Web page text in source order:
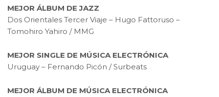
MEJOR ÁLBUM DE JAZZ
Dos Orientales Tercer Viaje – Hugo Fattoruso –
Tomohiro Yahiro / MMG
MEJOR SINGLE DE MÚSICA ELECTRÓNICA
Uruguay – Fernando Picón / Surbeats
MEJOR ÁLBUM DE MÚSICA ELECTRÓNICA